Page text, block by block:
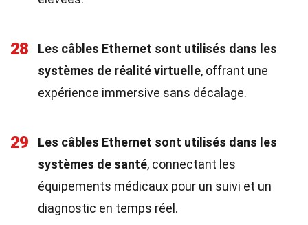
28
Les câbles Ethernet sont utilisés dans les
systèmes de réalité virtuelle, offrant une
expérience immersive sans décalage.
29
Les câbles Ethernet sont utilisés dans les
systèmes de santé, connectant les
équipements médicaux pour un suivi et un
diagnostic en temps réel.